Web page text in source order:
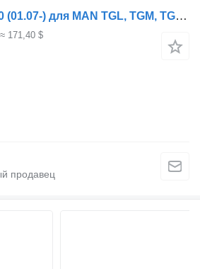
Cordiant TGX 18.460 (01.07-) для MAN TGL, TGM, TGS, TGX (2005-2021)
≈ 171,40 $